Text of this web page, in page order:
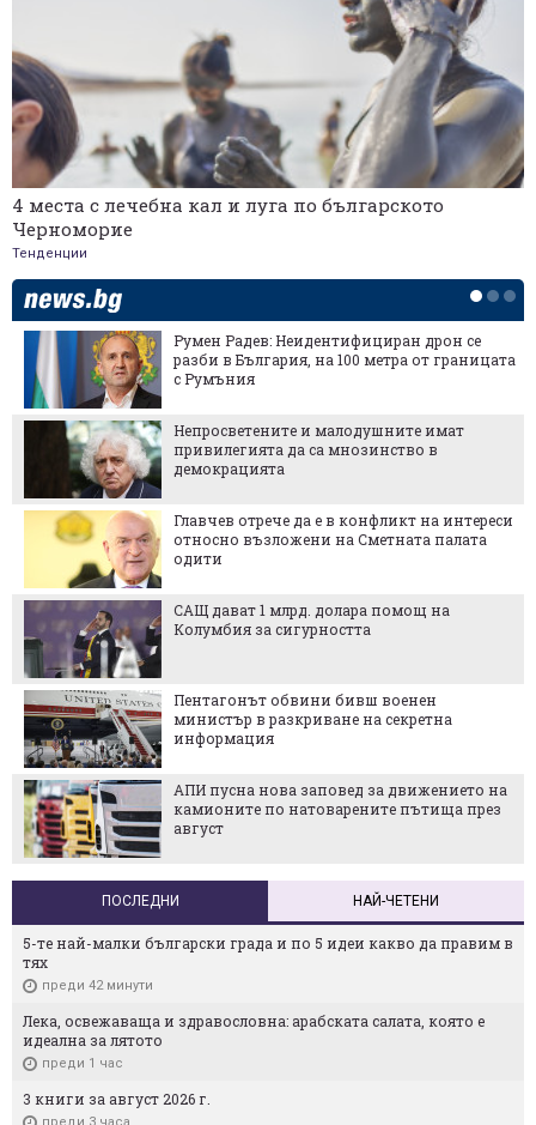
4 места с лечебна кал и луга по българското
Черноморие
Тенденции
Румен Радев: Неидентифициран дрон се
разби в България, на 100 метра от границата
с Румъния
Непросветените и малодушните имат
привилегията да са мнозинство в
демокрацията
Главчев отрече да е в конфликт на интереси
относно възложени на Сметната палата
одити
САЩ дават 1 млрд. долара помощ на
Колумбия за сигурността
Пентагонът обвини бивш военен
министър в разкриване на секретна
информация
АПИ пусна нова заповед за движението на
камионите по натоварените пътища през
август
ПОСЛЕДНИ НАЙ-ЧЕТЕНИ
5-те най-малки български градa и по 5 идеи какво да правим в
тях
преди 42 минути
Лека, освежаваща и здравословна: арабската салата, която е
идеална за лятото
преди 1 час
3 книги за август 2026 г.
преди 3 часа